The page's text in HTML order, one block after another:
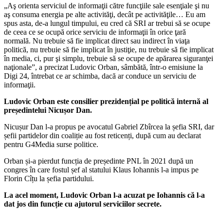
„Aş orienta serviciul de informaţii către funcţiile sale esenţiale şi nu
aş consuma energia pe alte activităţi, decât pe activităţile… Eu am
spus asta, de-a lungul timpului, eu cred că SRI ar trebui să se ocupe
de ceea ce se ocupă orice serviciu de informaţii în orice ţară
normală. Nu trebuie să fie implicat direct sau indirect în viaţa
politică, nu trebuie să fie implicat în justiţie, nu trebuie să fie implicat
în media, ci, pur şi simplu, trebuie să se ocupe de apărarea siguranţei
naţionale”, a precizat Ludovic Orban, sâmbătă, într-o emisiune la
Digi 24, întrebat ce ar schimba, dacă ar conduce un serviciu de
informaţii.
Ludovic Orban este consilier prezidențial pe politică internă al
președintelui Nicușor Dan.
Nicușur Dan l-a propus pe avocatul Gabriel Zbîrcea la șefia SRI, dar
șefii partidelor din coaliție au fost reticenți, după cum au declarat
pentru G4Media surse politice.
Orban și-a pierdut funcția de președinte PNL în 2021 după un
congres în care fostul șef al statului Klaus Iohannis l-a impus pe
Florin Cîțu la șefia partidului.
La acel moment, Ludovic Orban l-a acuzat pe Iohannis că l-a
dat jos din funcție cu ajutorul serviciilor secrete.